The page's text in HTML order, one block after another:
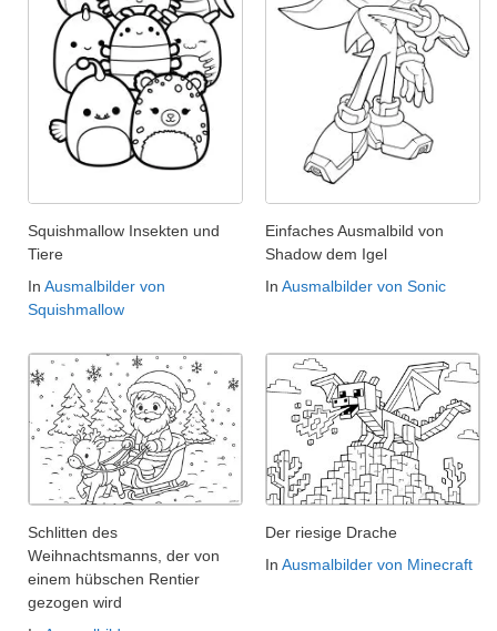
Squishmallow Insekten und
Tiere
In Ausmalbilder von
Squishmallow
Einfaches Ausmalbild von
Shadow dem Igel
In Ausmalbilder von Sonic
Schlitten des
Weihnachtsmanns, der von
einem hübschen Rentier
gezogen wird
Der riesige Drache
In Ausmalbilder von Minecraft